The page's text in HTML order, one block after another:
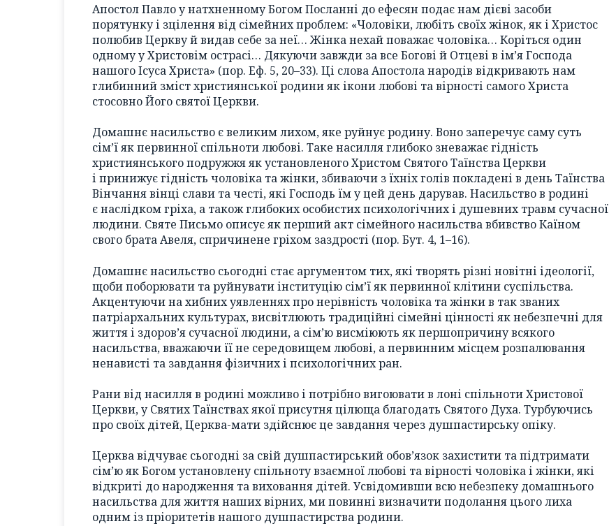
Апостол Павло у натхненному Богом Посланні до ефесян подає нам дієві засоби
порятунку і зцілення від сімейних проблем: «Чоловіки, любіть своїх жінок, як і Христос
полюбив Церкву й видав себе за неї… Жінка нехай поважає чоловіка… Коріться один
одному у Христовім острасі… Дякуючи завжди за все Богові й Отцеві в ім’я Господа
нашого Ісуса Христа» (пор. Еф. 5, 20–33). Ці слова Апостола народів відкривають нам
глибинний зміст християнської родини як ікони любові та вірності самого Христа
стосовно Його святої Церкви.
Домашнє насильство є великим лихом, яке руйнує родину. Воно заперечує саму суть
сім’ї як первинної спільноти любові. Таке насилля глибоко зневажає гідність
християнського подружжя як установленого Христом Святого Таїнства Церкви
і принижує гідність чоловіка та жінки, збиваючи з їхніх голів покладені в день Таїнства
Вінчання вінці слави та честі, які Господь їм у цей день дарував. Насильство в родині
є наслідком гріха, а також глибоких особистих психологічних і душевних травм сучасної
людини. Святе Письмо описує як перший акт сімейного насильства вбивство Каїном
свого брата Авеля, спричинене гріхом заздрості (пор. Бут. 4, 1–16).
Домашнє насильство сьогодні стає аргументом тих, які творять різні новітні ідеології,
щоби поборювати та руйнувати інституцію сім’ї як первинної клітини суспільства.
Акцентуючи на хибних уявленнях про нерівність чоловіка та жінки в так званих
патріархальних культурах, висвітлюють традиційні сімейні цінності як небезпечні для
життя і здоров’я сучасної людини, а сім’ю висміюють як першопричину всякого
насильства, вважаючи її не середовищем любові, а первинним місцем розпалювання
ненависті та завдання фізичних і психологічних ран.
Рани від насилля в родині можливо і потрібно вигоювати в лоні спільноти Христової
Церкви, у Святих Таїнствах якої присутня цілюща благодать Святого Духа. Турбуючись
про своїх дітей, Церква-мати здійснює це завдання через душпастирську опіку.
Церква відчуває сьогодні за свій душпастирський обов’язок захистити та підтримати
сім’ю як Богом установлену спільноту взаємної любові та вірності чоловіка і жінки, які
відкриті до народження та виховання дітей. Усвідомивши всю небезпеку домашнього
насильства для життя наших вірних, ми повинні визначити подолання цього лиха
одним із пріоритетів нашого душпастирства родини.